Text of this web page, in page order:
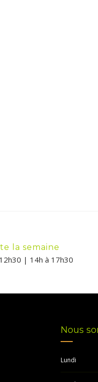
la semaine
| 14h à 17h30
Nous
Lundi